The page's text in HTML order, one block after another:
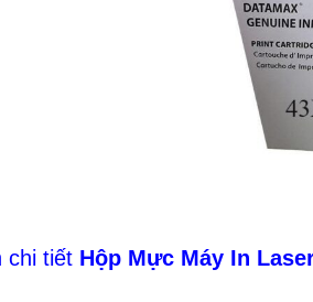
chi tiết Hộp Mực Máy In